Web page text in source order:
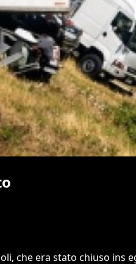
che era stato chiuso ins